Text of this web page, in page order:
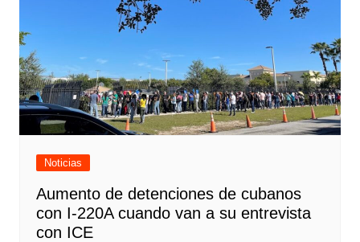
Noticias
Aumento de detenciones de cubanos
con I-220A cuando van a su entrevista
con ICE